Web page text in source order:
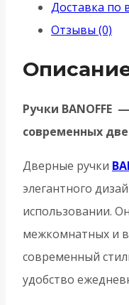
MWSC-
итальянский
Доставка по
Отзывы (0)
Ручки BANOFFE
современных
Дверные ручки
элегантного
использовании.
межкомнатных и
современный
удобство